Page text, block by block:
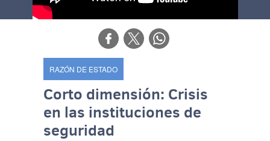
RAZÓN DE ESTADO
Corto dimensión: Crisis
en las instituciones de
seguridad